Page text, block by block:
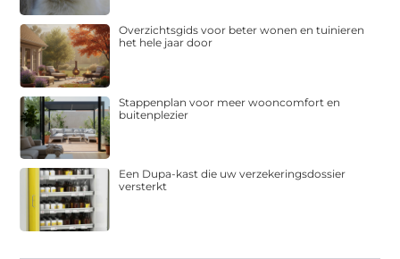
Overzichtsgids voor beter wonen en tuinieren
het hele jaar door
Stappenplan voor meer wooncomfort en
buitenplezier
Een Dupa-kast die uw verzekeringsdossier
versterkt